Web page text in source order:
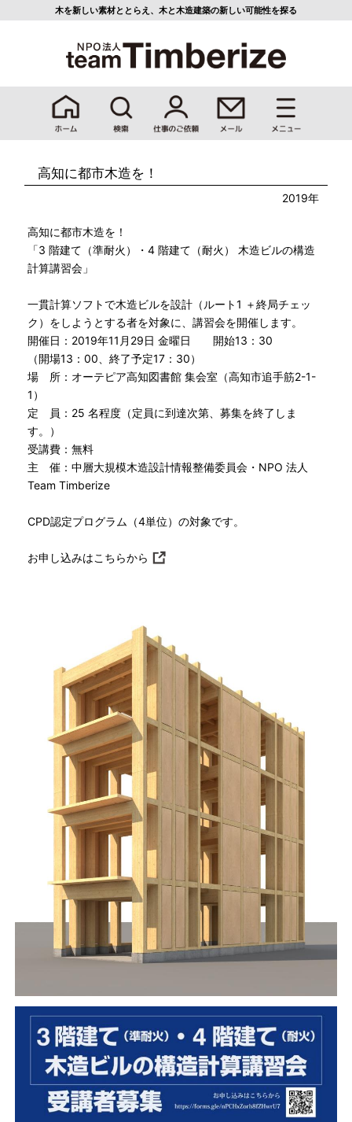
木を新しい素材ととらえ、 木と木造建築の新しい可能性を探る
高知に都市木造を！
2019年
高知に都市木造を！
「3 階建て（準耐火）・4 階建て（耐火） 木造ビルの構造
計算講習会」
一貫計算ソフトで木造ビルを設計（ルート1 ＋終局チェッ
ク）をしようとする者を対象に、講習会を開催します。
開催日：2019年11月29日 金曜日 開始13：30
（開場13：00、終了予定17：30）
場 所：オーテピア高知図書館 集会室（高知市追手筋2-1-
1）
定 員：25 名程度（定員に到達次第、募集を終了しま
す。）
受講費：無料
主 催：中層大規模木造設計情報整備委員会・NPO 法人
Team Timberize
CPD認定プログラム（4単位）の対象です。
お申し込みはこちらから